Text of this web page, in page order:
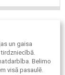
un gaisa
Belimo
visā pasaulē.